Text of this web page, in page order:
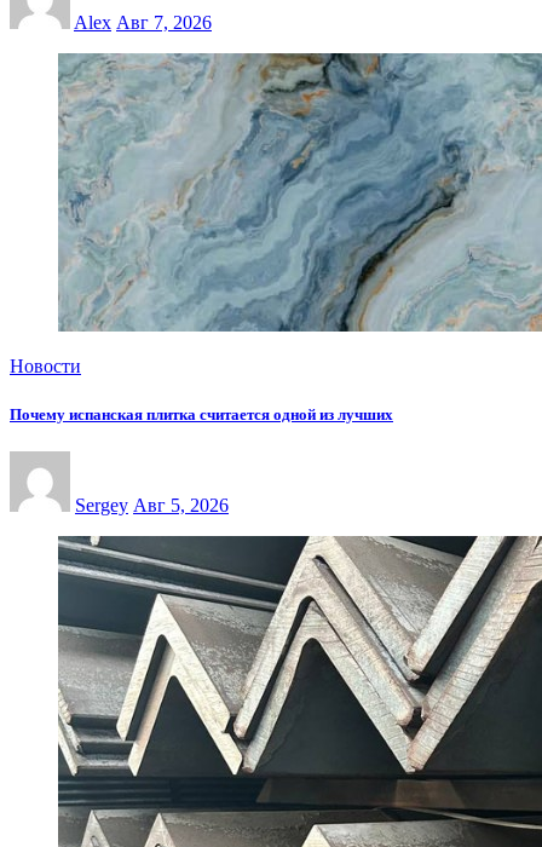
Alex Авг 7, 2026
Новости
Почему испанская плитка считается одной из лучших
Sergey Авг 5, 2026